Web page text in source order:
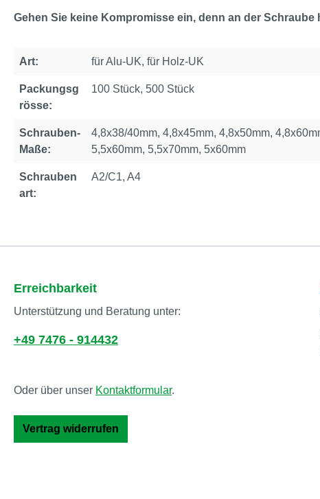
Gehen Sie keine Kompromisse ein, denn an der
Art: für Alu-UK, für Holz-UK
Packungsg
rösse:
100 Stück, 500 Stück
Schrauben-
Maße:
4,8x38/40mm, 4,8x45mm, 4,8x50mm,
5,5x60mm, 5,5x70mm, 5x60mm
Schrauben
art:
A2/C1, A4
Erreichbarkeit
Unterstützung und Beratung unter:
+49 7476 - 914432
Oder über unser Kontaktformular.
Vertrag widerrufen